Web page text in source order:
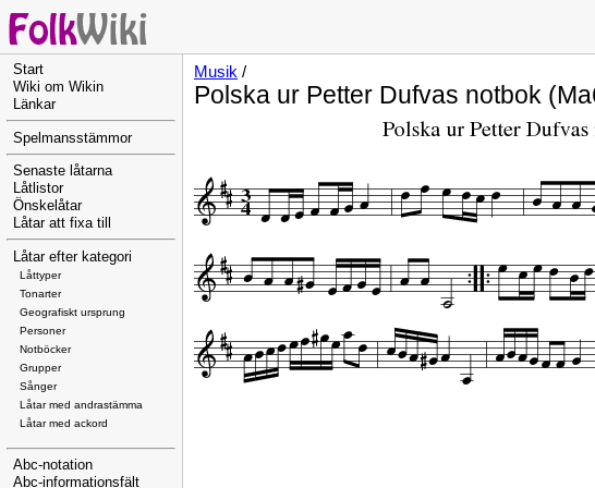
Start
Wiki om Wikin
Länkar
Spelmansstämmor
Senaste låtarna
Låtlistor
Önskelåtar
Låtar att fixa till
Låtar efter kategori
Låttyper
Tonarter
Geografiskt ursprung
Personer
Notböcker
Grupper
Sånger
Låtar med andrastämma
Låtar med ackord
Abc-notation
Abc-informationsfält
Musik /
Polska ur Petter Dufvas notbok